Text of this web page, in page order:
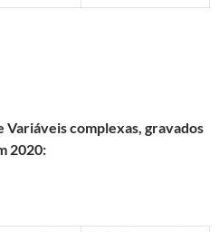
Variáveis complexas, gravados
2020: